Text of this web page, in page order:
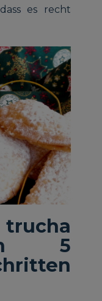
es recht
5